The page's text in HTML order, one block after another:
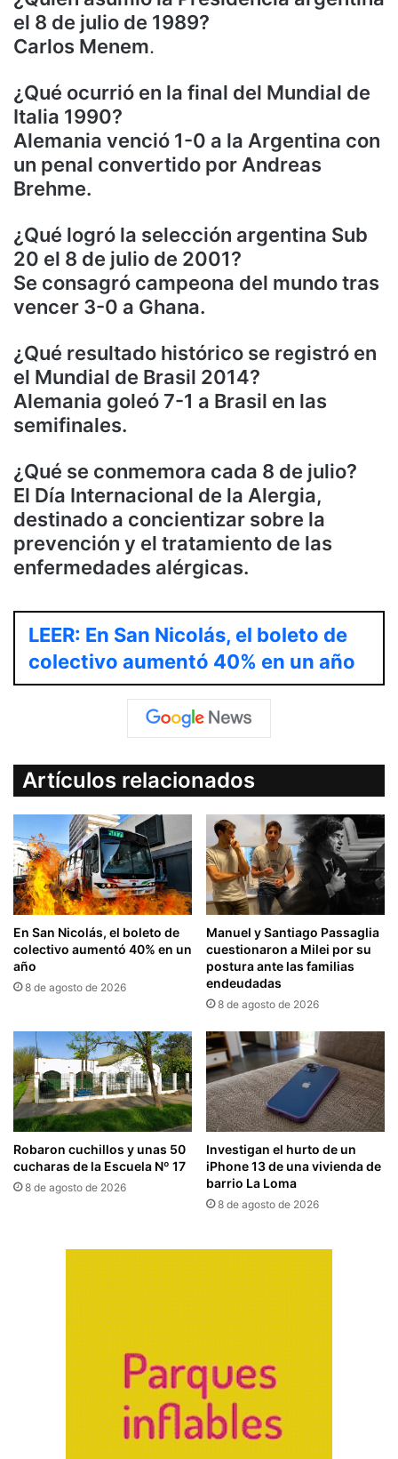
el 8 de julio de 1989?
Carlos Menem.
¿Qué ocurrió en la final del Mundial de
Italia 1990?
Alemania venció 1-0 a la Argentina con
un penal convertido por Andreas
Brehme.
¿Qué logró la selección argentina Sub
20 el 8 de julio de 2001?
Se consagró campeona del mundo tras
vencer 3-0 a Ghana.
¿Qué resultado histórico se registró en
el Mundial de Brasil 2014?
Alemania goleó 7-1 a Brasil en las
semifinales.
¿Qué se conmemora cada 8 de julio?
El Día Internacional de la Alergia,
destinado a concientizar sobre la
prevención y el tratamiento de las
enfermedades alérgicas.
LEER: En San Nicolás, el boleto de
colectivo aumentó 40% en un año
Artículos relacionados
En San Nicolás, el boleto de
colectivo aumentó 40% en un
año
8 de agosto de 2026
Manuel y Santiago Passaglia
cuestionaron a Milei por su
postura ante las familias
endeudadas
8 de agosto de 2026
Robaron cuchillos y unas 50
cucharas de la Escuela Nº 17
8 de agosto de 2026
Investigan el hurto de un
iPhone 13 de una vivienda de
barrio La Loma
8 de agosto de 2026